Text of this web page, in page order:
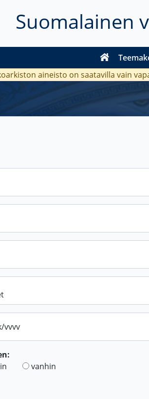
Suomalainen
aineisto on saatavilla vain
vvvv
vanhin